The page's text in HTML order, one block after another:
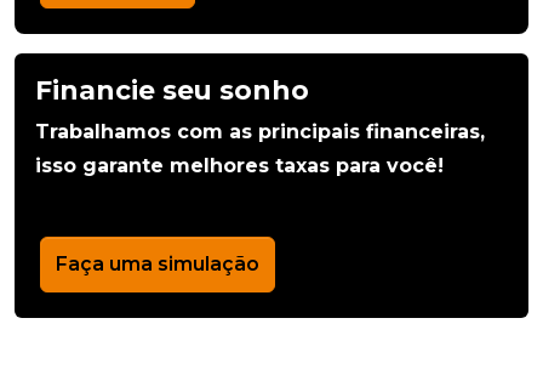
Financie seu sonho
Trabalhamos com as principais financeiras,
isso garante melhores taxas para você!
Faça uma simulação